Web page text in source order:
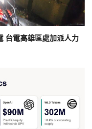
台電高雄區處加派人力